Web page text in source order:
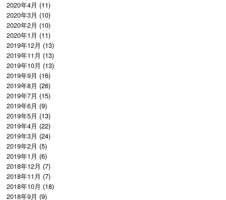
2020年4月 (11)
2020年3月 (10)
2020年2月 (10)
2020年1月 (11)
2019年12月 (13)
2019年11月 (13)
2019年10月 (13)
2019年9月 (16)
2019年8月 (26)
2019年7月 (15)
2019年6月 (9)
2019年5月 (13)
2019年4月 (22)
2019年3月 (24)
2019年2月 (5)
2019年1月 (6)
2018年12月 (7)
2018年11月 (7)
2018年10月 (18)
2018年9月 (9)